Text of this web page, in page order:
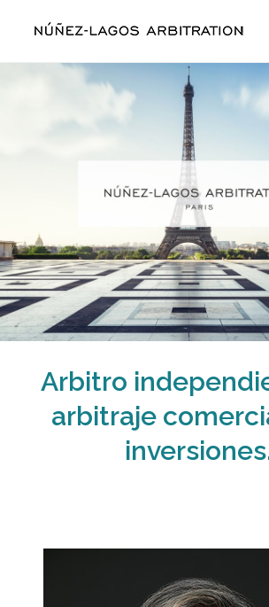
Arbitro
arbitraje